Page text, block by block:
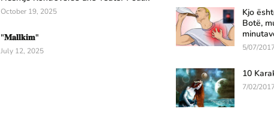
October 19, 2025
"𝐌𝐚𝐥𝐥𝐤𝐢𝐦"
July 12, 2025
Kjo
Botë,
5/07/
10
7/02/